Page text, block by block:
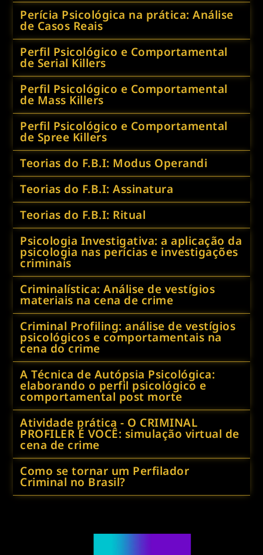
Perícia Psicológica na prática: Análise
de Casos Reais
Perfil Psicológico e Comportamental
de Serial Killers
Perfil Psicológico e Comportamental
de Mass Killers
Perfil Psicológico e Comportamental
de Spree Killers
Teorias do F.B.I: Modus Operandi
Teorias do F.B.I: Assinatura
Teorias do F.B.I: Ritual
Psicologia Investigativa: a aplicação da
psicologia nas perícias e investigações
criminais
Criminalística: Análise de vestígios
materiais na cena de crime
Criminal Profiling: análise de vestígios
psicológicos e comportamentais na
cena do crime
A Técnica de Autópsia Psicológica:
elaborando o perfil psicológico e
comportamental post morte
Atividade prática - O CRIMINAL
PROFILER É VOCÊ: simulação virtual de
cena de crime
Como se tornar um Perfilador
Criminal no Brasil?